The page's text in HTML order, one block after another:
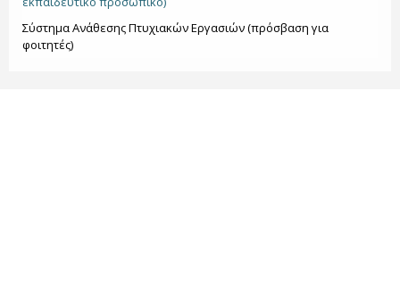
Σύστημα Ανάθεσης Πτυχιακών Εργασιών (πρόσβαση για
φοιτητές)